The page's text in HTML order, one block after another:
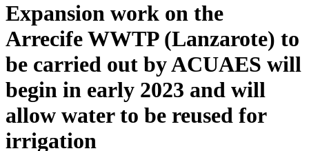
Expansion work on the
Arrecife WWTP (Lanzarote) to
be carried out by ACUAES will
begin in early 2023 and will
allow water to be reused for
irrigation